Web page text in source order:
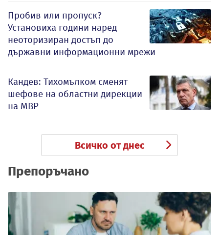
Пробив или пропуск?
Установиха години наред
неоторизиран достъп до
държавни информационни мрежи
Кандев: Тихомълком сменят
шефове на областни дирекции
на МВР
Всичко от днес
Препоръчано